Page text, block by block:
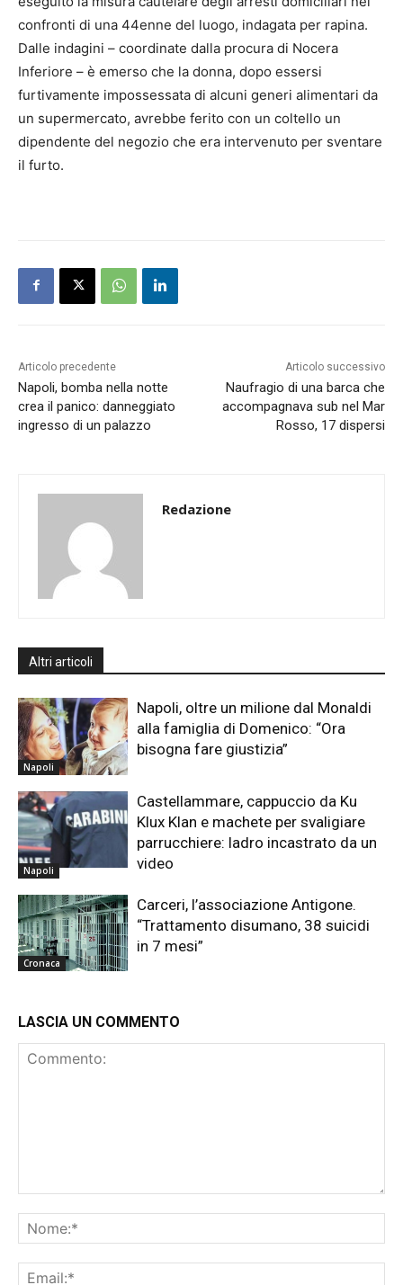
confronti di una 44enne del luogo, indagata per rapina.
Dalle indagini – coordinate dalla procura di Nocera
Inferiore – è emerso che la donna, dopo essersi
furtivamente impossessata di alcuni generi alimentari da
un supermercato, avrebbe ferito con un coltello un
dipendente del negozio che era intervenuto per sventare
il furto.
Articolo precedente
Napoli, bomba nella notte
crea il panico: danneggiato
ingresso di un palazzo
Articolo successivo
Naufragio di una barca che
accompagnava sub nel Mar
Rosso, 17 dispersi
Redazione
Altri articoli
Napoli
Napoli, oltre un milione dal Monaldi
alla famiglia di Domenico: “Ora
bisogna fare giustizia”
Napoli
Castellammare, cappuccio da Ku
Klux Klan e machete per svaligiare
parrucchiere: ladro incastrato da un
video
Cronaca
Carceri, l’associazione Antigone.
“Trattamento disumano, 38 suicidi
in 7 mesi”
LASCIA UN COMMENTO